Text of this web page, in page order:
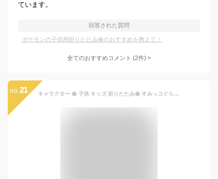
ています。
回答された質問
ポケモンの子供用折りたたみ傘のおすすめを教えて！
全てのおすすめコメント (2件) >
no. 21 キャラクター 傘 子供 キッズ 折りたたみ傘 すみっコぐらし ポケモン マインクラフト 雨具 レイングッズ 男の子 女の子 おしゃれ 耐風骨 ろくろ仕様 傘ケース付き 53cm